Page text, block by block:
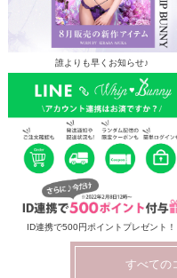
誰よりも早くお知らせ♪
ID連携で500円ポイントプレゼント！
すべての